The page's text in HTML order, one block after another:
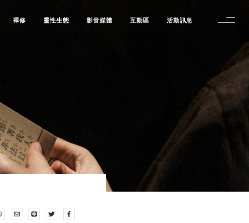
禪修 靈性生態 影音媒體 互動區 活動訊息